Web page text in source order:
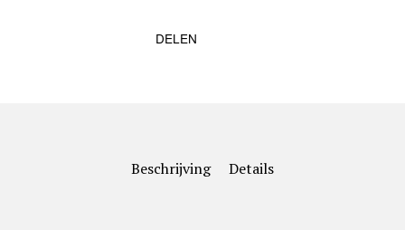
DELEN
Beschrijving Details